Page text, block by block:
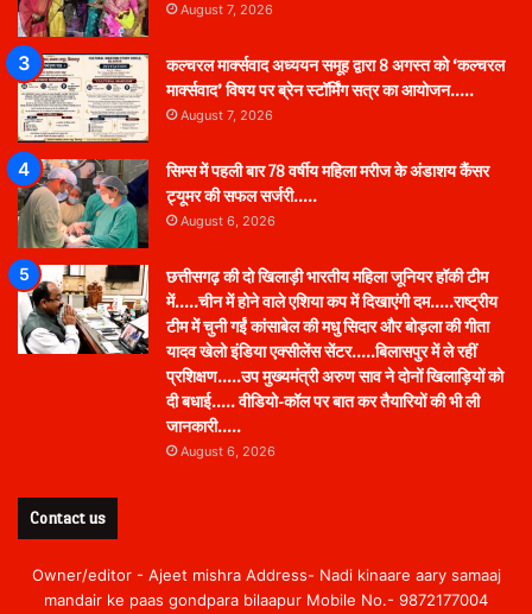
August 7, 2026
कल्चरल मार्क्सवाद अध्ययन समूह द्वारा 8 अगस्त को ‘कल्चरल
मार्क्सवाद’ विषय पर ब्रेन स्टॉर्मिंग सत्र का आयोजन…..
August 7, 2026
सिम्स में पहली बार 78 वर्षीय महिला मरीज के अंडाशय कैंसर
ट्यूमर की सफल सर्जरी…..
August 6, 2026
छत्तीसगढ़ की दो खिलाड़ी भारतीय महिला जूनियर हॉकी टीम
में…..चीन में होने वाले एशिया कप में दिखाएंगी दम…..राष्ट्रीय
टीम में चुनी गईं कांसाबेल की मधु सिदार और बोड़ला की गीता
यादव खेलो इंडिया एक्सीलेंस सेंटर…..बिलासपुर में ले रहीं
प्रशिक्षण…..उप मुख्यमंत्री अरुण साव ने दोनों खिलाड़ियों को
दी बधाई….. वीडियो-कॉल पर बात कर तैयारियों की भी ली
जानकारी…..
August 6, 2026
Contact us
Owner/editor - Ajeet mishra Address- Nadi kinaare aary samaaj
mandair ke paas gondpara bilaapur Mobile No.- 9872177004